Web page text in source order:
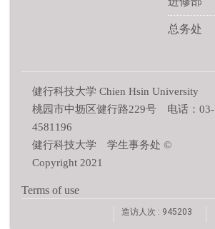
总务处
健行科技大学 Chien Hsin University
桃园市中坜区健行路229号 电话：03-
4581196
健行科技大学 学生事务处 ©
Copyright 2021
Terms of use
造访人次 : 945203